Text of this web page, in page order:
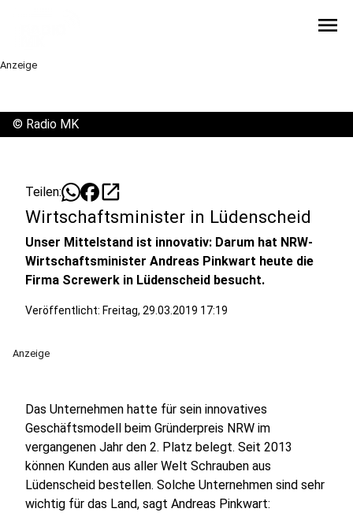
menu
Anzeige
© Radio MK
Teilen: open_in_new
Wirtschaftsminister in Lüdenscheid
Unser Mittelstand ist innovativ: Darum hat NRW-
Wirtschaftsminister Andreas Pinkwart heute die
Firma Screwerk in Lüdenscheid besucht.
Veröffentlicht: Freitag, 29.03.2019 17:19
Anzeige
Das Unternehmen hatte für sein innovatives
Geschäftsmodell beim Gründerpreis NRW im
vergangenen Jahr den 2. Platz belegt. Seit 2013
können Kunden aus aller Welt Schrauben aus
Lüdenscheid bestellen. Solche Unternehmen sind sehr
wichtig für das Land, sagt Andreas Pinkwart: